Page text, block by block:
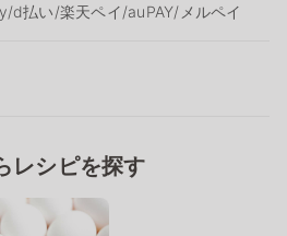
d払い/楽天ペイ/auPAY/メルペイ
レシピを探す